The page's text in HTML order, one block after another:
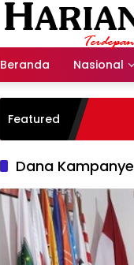
Beranda Nasional
Featured
Dana Kampanye